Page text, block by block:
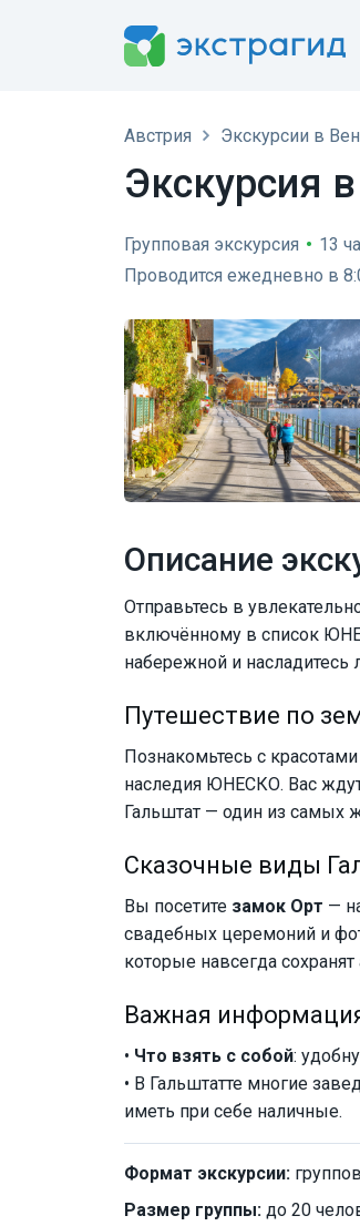
Австрия Экскурсии в
Экскурсия
Групповая экскурсия • 13
Проводится ежедневно в
Описание
Отправьтесь в
включённому в список
набережной и насладитесь
Путешествие по
Познакомьтесь с
наследия ЮНЕСКО. Вас
Гальштат — один из самых
Сказочные виды
Вы посетите замок Орт —
свадебных церемоний и
которые навсегда
Важная
• Что взять с собой:
• В Гальштатте многие
иметь при себе наличные.
Формат экскурсии:
Размер группы: до 20